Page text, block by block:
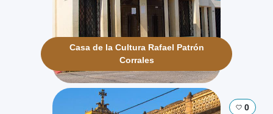
Casa de la Cultura Rafael Patrón
Corrales
0